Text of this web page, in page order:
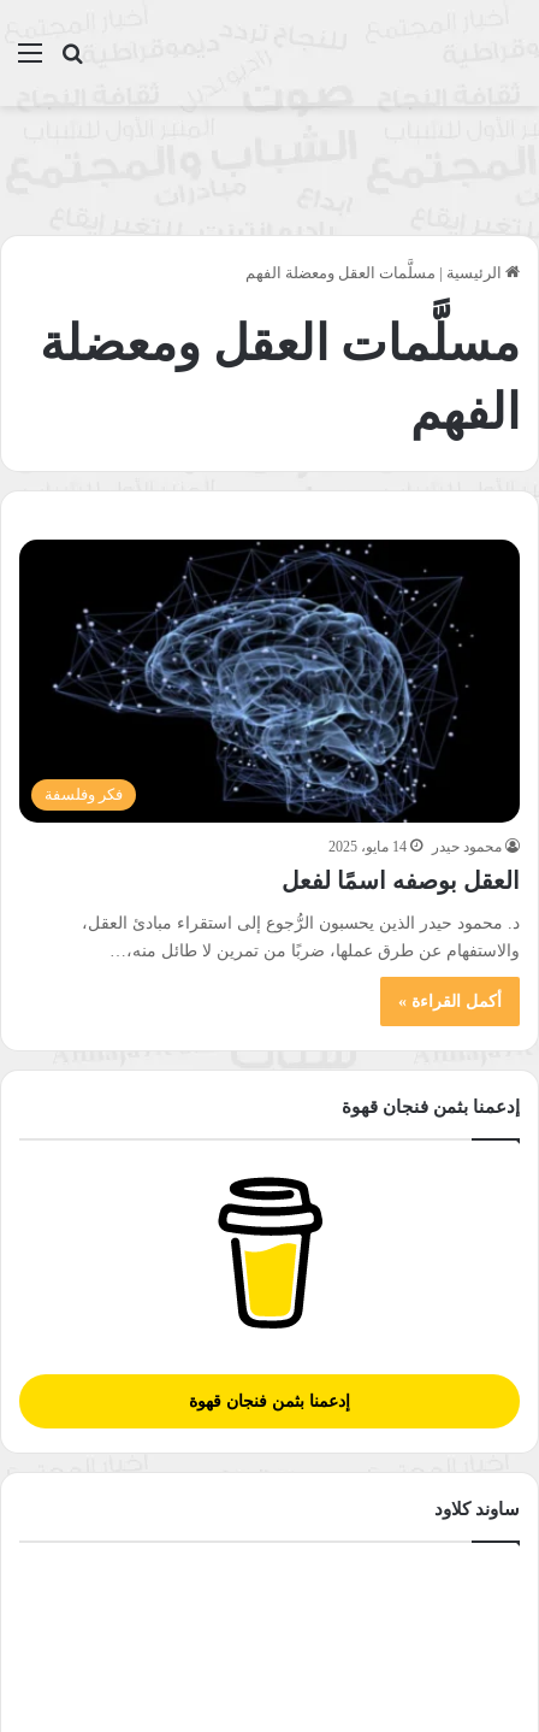
بحث
الرئيسية | مسلَّمات العقل ومعضلة الفهم
مسلَّمات العقل ومعضلة
الفهم
فكر وفلسفة
محمود حيدر 14 مايو، 2025
العقل بوصفه اسمًا لفعل
د. محمود حيدر الذين يحسبون الرُّجوع إلى استقراء مبادئ العقل،
والاستفهام عن طرق عملها، ضربًا من تمرين لا طائل منه،…
أكمل القراءة »
إدعمنا بثمن فنجان قهوة
إدعمنا بثمن فنجان قهوة
ساوند كلاود